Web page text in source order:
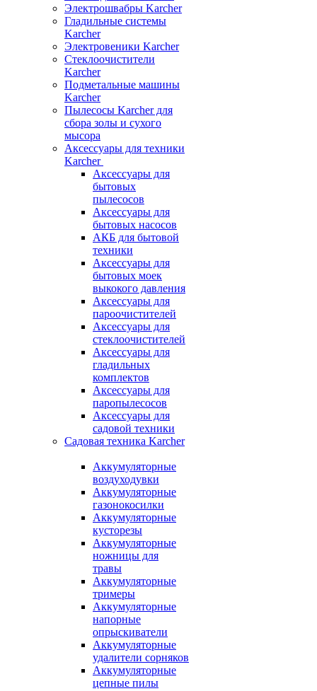
Электрошвабры Karcher
Гладильные системы
Karcher
Электровеники Karcher
Стеклоочистители
Karcher
Подметальные машины
Karcher
Пылесосы Karcher для
сбора золы и сухого
мысора
Аксессуары для техники
Karcher
Аксессуары для
бытовых
пылесосов
Аксессуары для
бытовых насосов
АКБ для бытовой
техники
Аксессуары для
бытовых моек
выкокого давления
Аксессуары для
пароочистителей
Аксессуары для
стеклоочистителей
Аксессуары для
гладильных
комплектов
Аксессуары для
паропылесосов
Аксессуары для
садовой техники
Садовая техника Karcher
Аккумуляторные
воздуходувки
Аккумуляторные
газонокосилки
Аккумуляторные
кусторезы
Аккумуляторные
ножницы для
травы
Аккумуляторные
тримеры
Аккумуляторные
напорные
опрыскиватели
Аккумуляторные
удалители сорняков
Аккумуляторные
цепные пилы